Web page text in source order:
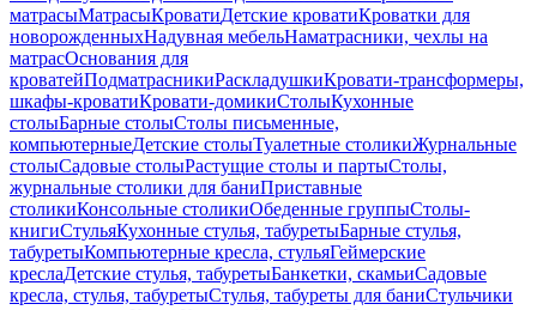
матрасыМатрасыКроватиДетские кроватиКроватки для
новорожденныхНадувная мебельНаматрасники, чехлы на
матрасОснования для
кроватейПодматрасникиРаскладушкиКровати-трансформеры,
шкафы-кроватиКровати-домикиСтолыКухонные
столыБарные столыСтолы письменные,
компьютерныеДетские столыТуалетные столикиЖурнальные
столыСадовые столыРастущие столы и партыСтолы,
журнальные столики для баниПриставные
столикиКонсольные столикиОбеденные группыСтолы-
книгиСтульяКухонные стулья, табуретыБарные стулья,
табуретыКомпьютерные кресла, стульяГеймерские
креслаДетские стулья, табуретыБанкетки, скамьиСадовые
кресла, стулья, табуретыСтулья, табуреты для баниСтульчики